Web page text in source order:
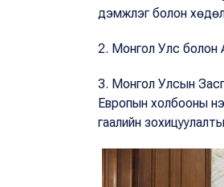
дэмжлэг болон
2. Монгол Улс болон
3. Монгол Улсын
Европын холбооны
гаалийн